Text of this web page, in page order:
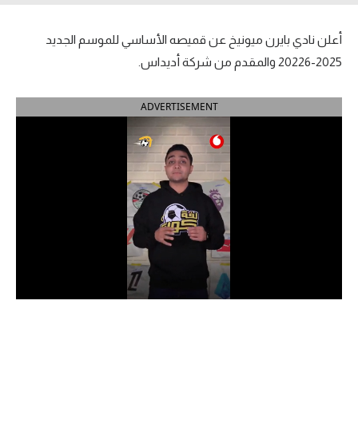
بطولات
أمريكا 2026
الدوري المصري
الدوري الإنجليزي الممتاز
أعلن نادي بايرن ميونيخ عن قميصه الأساسي للموسم الجديد
2025-20226 والمقدم من شركة أديداس.
ADVERTISEMENT